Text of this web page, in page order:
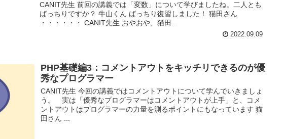
CANIT先生 前回の講義では「変数」について学びましたね。二人とも
ばっちりですか？ 牛山くん ばっちり復習しました！ 猫田さん
・・・・・・ CANIT先生 おやおや、猫田...
2022.09.09
PHP基礎編3：コメントアウトをキッチリできるのが優
秀なプログラマー
CANIT先生 今回の講義ではコメントアウトについて学んでいきましょ
う。 実は「優秀なプログラマーはコメントアウトが上手」と、コメ
ントアウトはプログラマーの力量を測るポイントにもなっています 猫
田さん ...